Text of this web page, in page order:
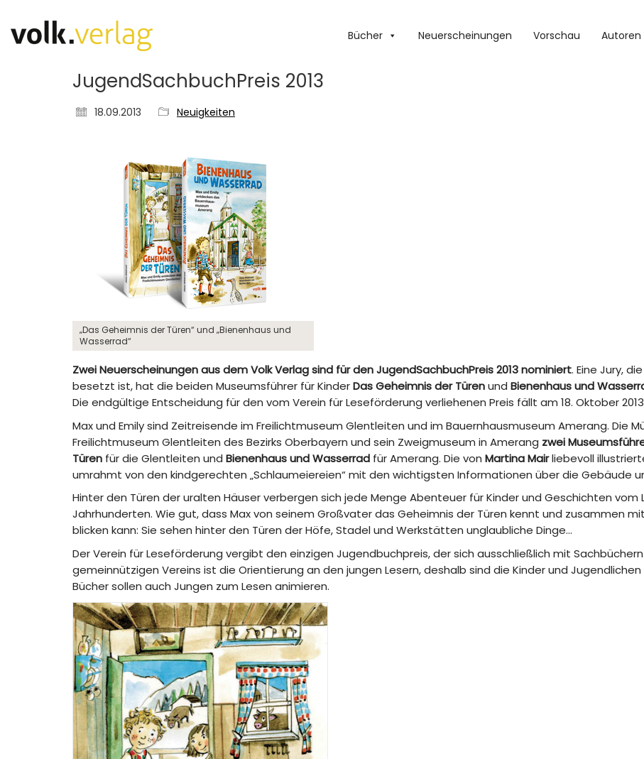
Bücher Neuerscheinungen Vorschau Autoren
JugendSachbuchPreis 2013
18.09.2013 Neuigkeiten
„Das Geheimnis der Türen“ und „Bienenhaus und
Wasserrad“
Zwei Neuerscheinungen aus dem Volk Verlag sind für den JugendSachbuchPreis 2013 nominiert. Eine Jury,
besetzt ist, hat die beiden Museumsführer für KinderDas Geheimnis der Türenund Bienenhaus und
Die endgültige Entscheidung für den vom Verein für Leseförderung verliehenen Preis fällt am 18. Oktober
Max und Emily sind Zeitreisende im Freilichtmuseum Glentleiten und im Bauernhausmuseum Amerang. Die
Freilichtmuseum Glentleiten des Bezirks Oberbayern und sein Zweigmuseum in Amerang zwei
Türen für die Glentleiten und Bienenhaus und Wasserrad für Amerang. Die von Martina Mairliebevoll
umrahmt von den kindgerechten „Schlaumeiereien“ mit den wichtigsten Informationen über die Gebäude
Hinter den Türen der uralten Häuser verbergen sich jede Menge Abenteuer für Kinder und Geschichten
Jahrhunderten. Wie gut, dass Max von seinem Großvater das Geheimnis der Türen kennt und zusammen
blicken kann: Sie sehen hinter den Türen der Höfe, Stadel und Werkstätten unglaubliche Dinge…
Der Verein für Leseförderung vergibt den einzigen Jugendbuchpreis, der sich ausschließlich mit
gemeinnützigen Vereins ist die Orientierung an den jungen Lesern, deshalb sind die Kinder und
Bücher sollen auch Jungen zum Lesen animieren.